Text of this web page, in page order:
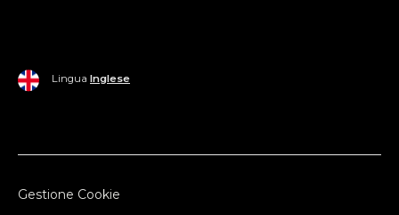
Lingua Inglese
Gestione Cookie